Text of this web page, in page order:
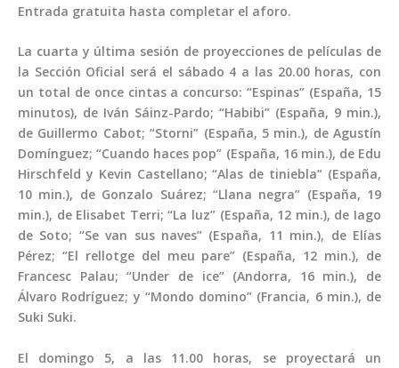
Entrada gratuita hasta completar el aforo.
La cuarta y última sesión de proyecciones de películas de
la Sección Oficial será el sábado 4 a las 20.00 horas, con
un total de once cintas a concurso: “Espinas” (España, 15
minutos), de Iván Sáinz-Pardo; “Habibi” (España, 9 min.),
de Guillermo Cabot; “Storni” (España, 5 min.), de Agustín
Domínguez; “Cuando haces pop” (España, 16 min.), de Edu
Hirschfeld y Kevin Castellano; “Alas de tiniebla” (España,
10 min.), de Gonzalo Suárez; “Llana negra” (España, 19
min.), de Elisabet Terri; “La luz” (España, 12 min.), de Iago
de Soto; “Se van sus naves” (España, 11 min.), de Elías
Pérez; “El rellotge del meu pare” (España, 12 min.), de
Francesc Palau; “Under de ice” (Andorra, 16 min.), de
Álvaro Rodríguez; y “Mondo domino” (Francia, 6 min.), de
Suki Suki.
El domingo 5, a las 11.00 horas, se proyectará un